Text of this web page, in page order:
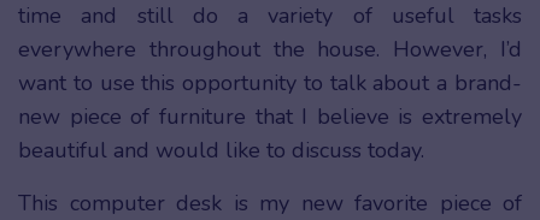
time and still do a variety of useful tasks
everywhere throughout the house. However, I’d
want to use this opportunity to talk about a brand-
new piece of furniture that I believe is extremely
beautiful and would like to discuss today.
This computer desk is my new favorite piece of